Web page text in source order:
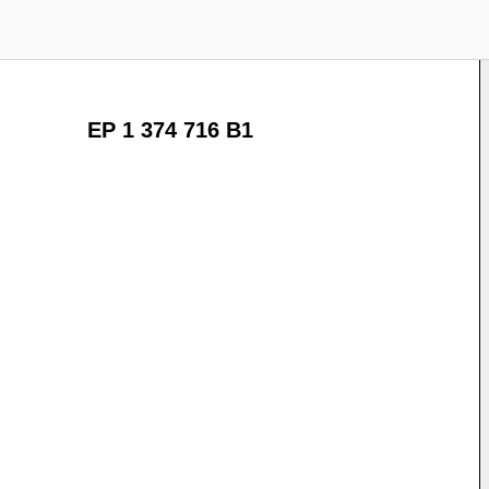
EP 1 374 716 B1